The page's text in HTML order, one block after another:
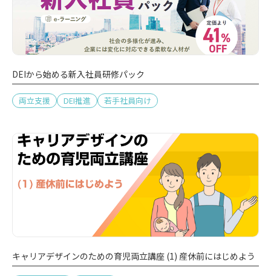
DEIから始める新入社員研修パック
両立支援 DEI推進 若手社員向け
キャリアデザインのための育児両立講座 (1) 産休前にはじめよう